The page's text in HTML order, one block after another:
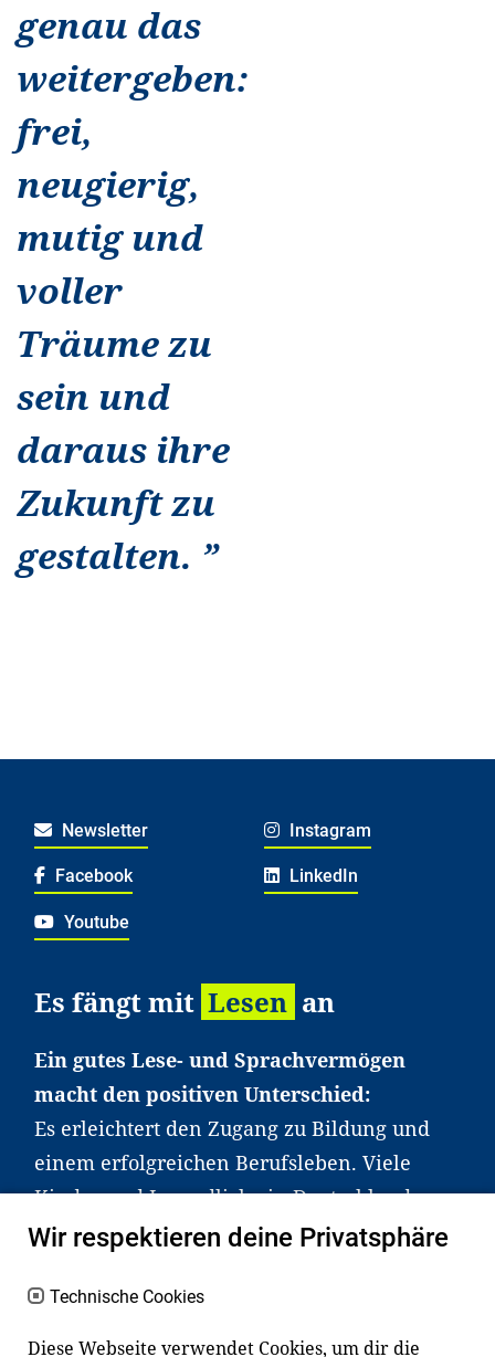
genau das
weitergeben:
frei,
neugierig,
mutig und
voller
Träume zu
sein und
daraus ihre
Zukunft zu
gestalten. ”
Newsletter Instagram
Facebook LinkedIn
Youtube
Es fängt mit Lesen an
Ein gutes Lese- und Sprachvermögen
macht den positiven Unterschied:
Es erleichtert den Zugang zu Bildung und
einem erfolgreichen Berufsleben. Viele
Kinder und Jugendliche in Deutschland
haben aber große Schwierigkeiten dabei.
an Familien sowie an Erzieher*innen,
Wir respektieren deine Privatsphäre
Technische Cookies
Diese Webseite verwendet Cookies, um dir die